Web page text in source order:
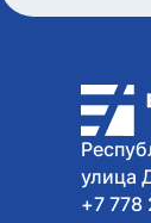
улица
+7 778